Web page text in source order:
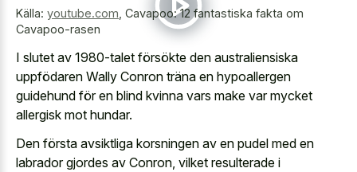
Källa: youtube.com Cavapoo: 12 fantastiska fakta om
Cavapoo-rasen
I slutet av 1980-talet försökte den australiensiska
uppfödaren Wally Conron träna en hypoallergen
guidehund för en blind kvinna vars make var mycket
allergisk mot hundar.
Den första avsiktliga korsningen av en pudel med en
labrador gjordes av Conron, vilket resulterade i